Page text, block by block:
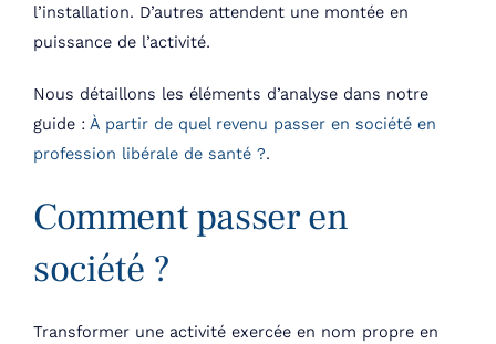
l’installation. D’autres attendent une montée en
puissance de l’activité.
Nous détaillons les éléments d’analyse dans notre
guide : À partir de quel revenu passer en société en
profession libérale de santé ?.
Comment passer en
société ?
Transformer une activité exercée en nom propre en